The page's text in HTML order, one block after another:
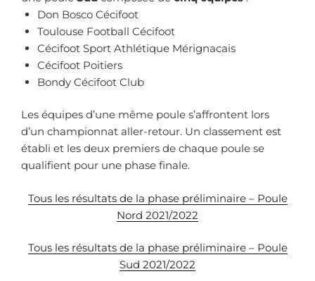
Don Bosco Cécifoot
Toulouse Football Cécifoot
Cécifoot Sport Athlétique Mérignacais
Cécifoot Poitiers
Bondy Cécifoot Club
Les équipes d’une même poule s’affrontent lors
d’un championnat aller-retour. Un classement est
établi et les deux premiers de chaque poule se
qualifient pour une phase finale.
Tous les résultats de la phase préliminaire – Poule
Nord 2021/2022
Tous les résultats de la phase préliminaire – Poule
Sud 2021/2022